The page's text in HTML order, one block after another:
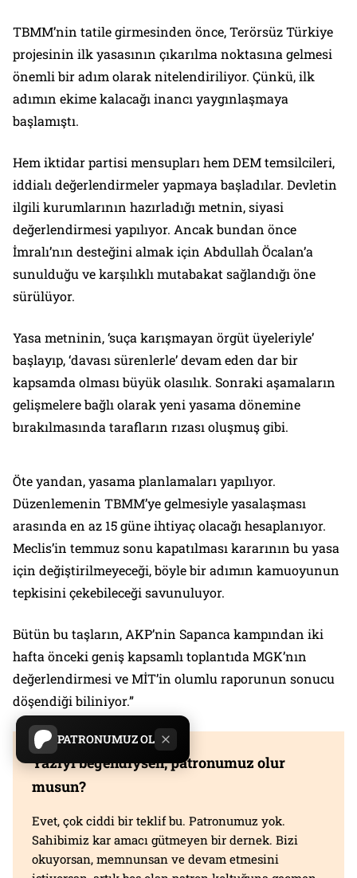
PATRONUMUZ OL
TBMM’nin tatile girmesinden önce, Terörsüz Türkiye
projesinin ilk yasasının çıkarılma noktasına gelmesi
önemli bir adım olarak nitelendiriliyor. Çünkü, ilk
adımın ekime kalacağı inancı yaygınlaşmaya
başlamıştı.
Hem iktidar partisi mensupları hem DEM temsilcileri,
iddialı değerlendirmeler yapmaya başladılar. Devletin
ilgili kurumlarının hazırladığı metnin, siyasi
değerlendirmesi yapılıyor. Ancak bundan önce
İmralı’nın desteğini almak için Abdullah Öcalan’a
sunulduğu ve karşılıklı mutabakat sağlandığı öne
sürülüyor.
Yasa metninin, ‘suça karışmayan örgüt üyeleriyle’
başlayıp, ‘davası sürenlerle’ devam eden dar bir
kapsamda olması büyük olasılık. Sonraki aşamaların
gelişmelere bağlı olarak yeni yasama dönemine
bırakılmasında tarafların rızası oluşmuş gibi.
Öte yandan, yasama planlamaları yapılıyor.
Düzenlemenin TBMM’ye gelmesiyle yasalaşması
arasında en az 15 güne ihtiyaç olacağı hesaplanıyor.
Meclis’in temmuz sonu kapatılması kararının bu yasa
için değiştirilmeyeceği, böyle bir adımın kamuoyunun
tepkisini çekebileceği savunuluyor.
Bütün bu taşların, AKP’nin Sapanca kampından iki
hafta önceki geniş kapsamlı toplantıda MGK’nın
değerlendirmesi ve MİT’in olumlu raporunun sonucu
döşendiği biliniyor.”
Yazıyı beğendiysen, patronumuz olur
musun?
Evet, çok ciddi bir teklif bu. Patronumuz yok.
Sahibimiz kar amacı gütmeyen bir dernek. Bizi
okuyorsan, memnunsan ve devam etmesini